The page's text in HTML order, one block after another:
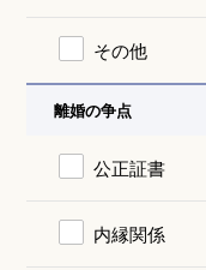
その他
離婚の争点
公正証書
内縁関係